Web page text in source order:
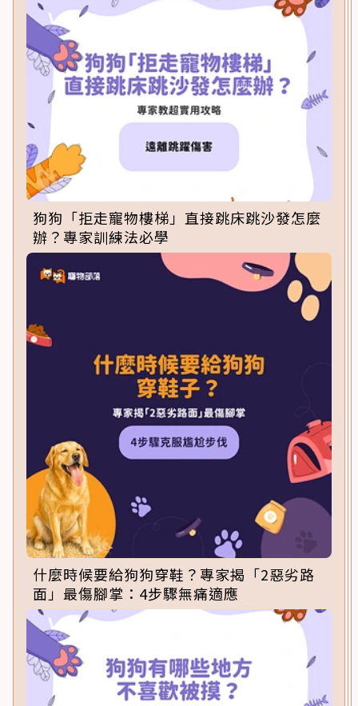
狗狗「拒走寵物樓梯」直接跳床跳沙發怎麼
辦？專家訓練法必學
什麼時候要給狗狗穿鞋？專家揭「2惡劣路
面」最傷腳掌：4步驟無痛適應